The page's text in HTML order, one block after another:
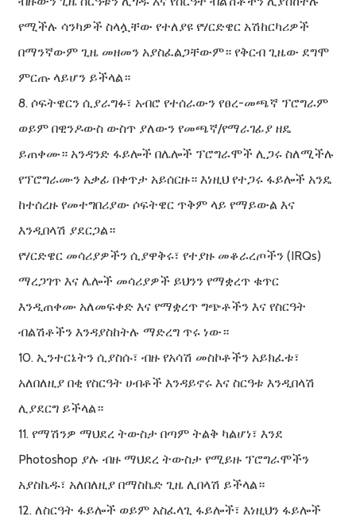
የሚችሉ ሳንካዎች ስላሏቸው የተለያዩ የሃርድዌር አሽከርካሪዎች
በማንኛውም ጊዜ መዘመን አያስፈልጋቸውም። የቅርብ ጊዜው ደግሞ
ምርጡ ላይሆን ይችላል።
8. ሶፍትዌርን ሲያራግፉ፣ አብሮ የተሰራውን የፀረ-መጫኛ ፕሮግራም
ወይም በዊንዶውስ ውስጥ ያለውን የመጫኛ/የማራገፊያ ዘዴ
ይጠቀሙ። አንዳንድ ፋይሎች በሌሎች ፕሮግራሞች ሊጋሩ ስለሚችሉ
የፕሮግራሙን አቃፊ በቀጥታ አይሰርዙ። እነዚህ የተጋሩ ፋይሎች አንዴ
ከተሰረዙ የመተግበሪያው ሶፍትዌር ጥቅም ላይ የማይውል እና
እንዲበላሽ ያደርጋል።
የሃርድዌር መሳሪያዎችን ሲያዋቅሩ፣ የተያዙ መቆራረጦችን (IRQs)
ማረጋገጥ እና ሌሎች መሳሪያዎች ይህንን የማቋረጥ ቁጥር
እንዲጠቀሙ አለመፍቀድ እና የማቋረጥ ግጭቶችን እና የስርዓት
ብልሽቶችን እንዳያስከትሉ ማድረግ ጥሩ ነው።
10. ኢንተርኔትን ሲያስሱ፣ ብዙ የአሳሽ መስኮቶችን አይክፈቱ፣
አለበለዚያ በቂ የስርዓት ሀብቶች እንዳይኖሩ እና ስርዓቱ እንዲበላሽ
ሊያደርግ ይችላል።
11. የማሽንዎ ማህደረ ትውስታ በጣም ትልቅ ካልሆነ፣ እንደ
Photoshop ያሉ ብዙ ማህደረ ትውስታ የሚይዙ ፕሮግራሞችን
አያስኬዱ፣ አለበለዚያ በማስኬድ ጊዜ ሊበላሽ ይችላል።
12. ለስርዓት ፋይሎች ወይም አስፈላጊ ፋይሎች፣ እነዚህን ፋይሎች